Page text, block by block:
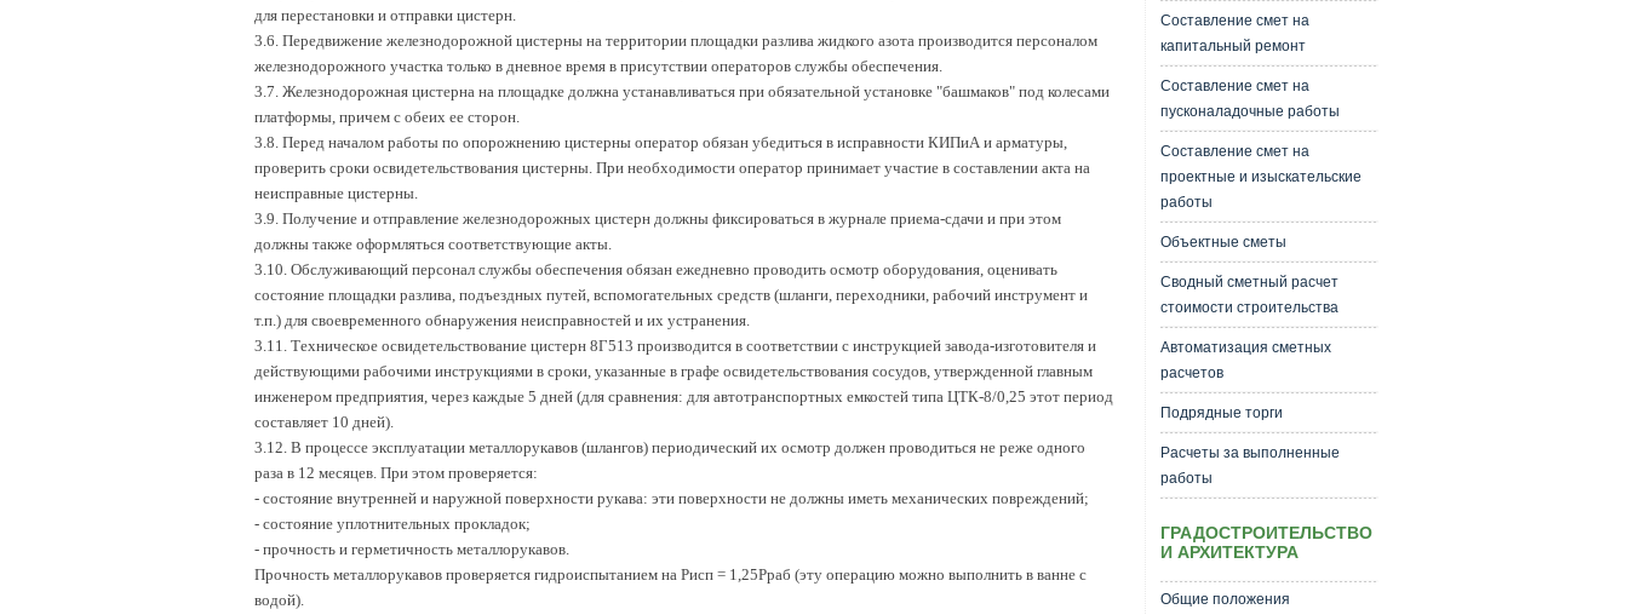
для перестановки и отправки цистерн.
3.6. Передвижение железнодорожной цистерны на территории площадки разлива жидкого азота производится персоналом
железнодорожного участка только в дневное время в присутствии операторов службы обеспечения.
3.7. Железнодорожная цистерна на площадке должна устанавливаться при обязательной установке "башмаков" под колесами
платформы, причем с обеих ее сторон.
3.8. Перед началом работы по опорожнению цистерны оператор обязан убедиться в исправности КИПиА и арматуры,
проверить сроки освидетельствования цистерны. При необходимости оператор принимает участие в составлении акта на
неисправные цистерны.
3.9. Получение и отправление железнодорожных цистерн должны фиксироваться в журнале приема-сдачи и при этом
должны также оформляться соответствующие акты.
3.10. Обслуживающий персонал службы обеспечения обязан ежедневно проводить осмотр оборудования, оценивать
состояние площадки разлива, подъездных путей, вспомогательных средств (шланги, переходники, рабочий инструмент и
т.п.) для своевременного обнаружения неисправностей и их устранения.
3.11. Техническое освидетельствование цистерн 8Г513 производится в соответствии с инструкцией завода-изготовителя и
действующими рабочими инструкциями в сроки, указанные в графе освидетельствования сосудов, утвержденной главным
инженером предприятия, через каждые 5 дней (для сравнения: для автотранспортных емкостей типа ЦТК-8/0,25 этот период
составляет 10 дней).
3.12. В процессе эксплуатации металлорукавов (шлангов) периодический их осмотр должен проводиться не реже одного
раза в 12 месяцев. При этом проверяется:
- состояние внутренней и наружной поверхности рукава: эти поверхности не должны иметь механических повреждений;
- состояние уплотнительных прокладок;
- прочность и герметичность металлорукавов.
Прочность металлорукавов проверяется гидроиспытанием на Pисп = 1,25Pраб (эту операцию можно выполнить в ванне с
водой).
Составление смет на
капитальный ремонт
Составление смет на
пусконаладочные работы
Составление смет на
проектные и изыскательские
работы
Объектные сметы
Сводный сметный расчет
стоимости строительства
Автоматизация сметных
расчетов
Подрядные торги
Расчеты за выполненные
работы
ГРАДОСТРОИТЕЛЬСТВО
И АРХИТЕКТУРА
Общие положения